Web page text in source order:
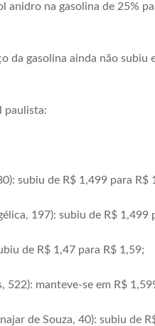
anidro na gasolina de 25%
da gasolina ainda não subiu
paulista:
subiu de R$ 1,499 para R$
197): subiu de R$ 1,499
de R$ 1,47 para R$ 1,59;
522): manteve-se em R$
de Souza, 40): subiu de